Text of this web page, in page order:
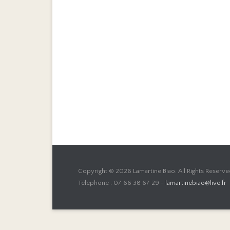
Copyright © 2026 Lamartine Biao . All Rights
Téléphone : 07 66 38 67 29 - lamartinebiao@live.fr